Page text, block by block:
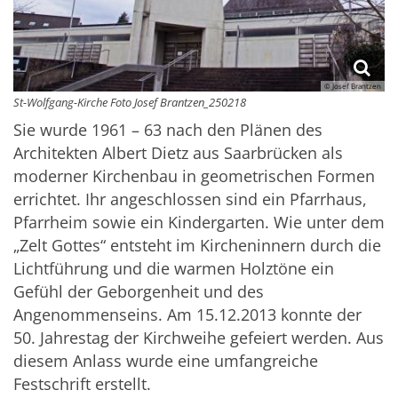
© Josef Brantzen
St-Wolfgang-Kirche Foto Josef Brantzen_250218
Sie wurde 1961 – 63 nach den Plänen des
Architekten Albert Dietz aus Saarbrücken als
moderner Kirchenbau in geometrischen Formen
errichtet. Ihr angeschlossen sind ein Pfarrhaus,
Pfarrheim sowie ein Kindergarten. Wie unter dem
„Zelt Gottes“ entsteht im Kircheninnern durch die
Lichtführung und die warmen Holztöne ein
Gefühl der Geborgenheit und des
Angenommenseins. Am 15.12.2013 konnte der
50. Jahrestag der Kirchweihe gefeiert werden. Aus
diesem Anlass wurde eine umfangreiche
Festschrift erstellt.